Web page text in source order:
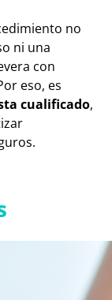
no
ni una
con
eso, es
cualificado,